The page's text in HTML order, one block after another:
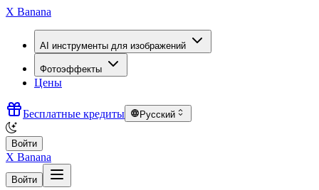
X Banana
AI инструменты для изображений
Фотоэффекты
Цены
Бесплатные кредиты Русский
Войти
X Banana
Войти